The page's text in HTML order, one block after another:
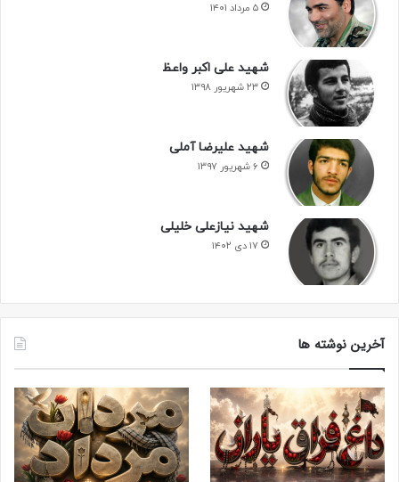
۵ مرداد ۱۴۰۱
شهید علی اکبر واعظ
۲۳ شهریور ۱۳۹۸
شهید علیرضا آملی
۶ شهریور ۱۳۹۷
شهید نیازعلی خلیلی
۱۷ دی ۱۴۰۲
آخرین نوشته ها